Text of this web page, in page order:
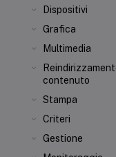
Dispositivi
Grafica
Multimedia
contenuto
Stampa
Criteri
Gestione